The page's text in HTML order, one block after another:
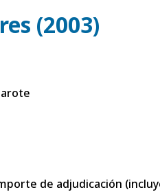
(2003)
de adjudicación